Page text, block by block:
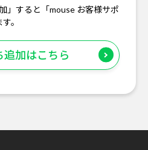
」すると「mouse お客様サポ
。
追加はこちら